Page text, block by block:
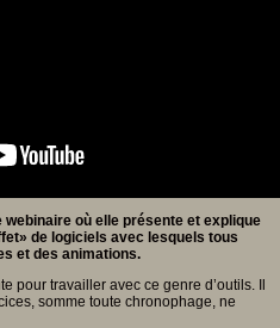
où elle présente et explique
de logiciels avec lesquels tous
et des animations.
pour travailler avec ce genre d’outils. Il
somme toute chronophage, ne